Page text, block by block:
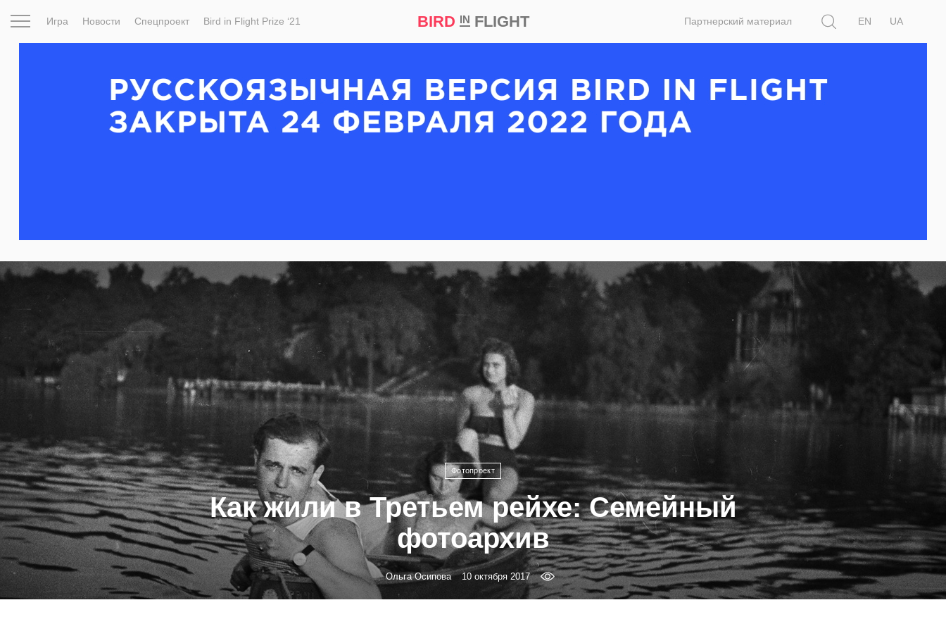
Игра Новости Спецпроект Bird in Flight Prize ‘21 BIRD INFLIGHT Партнерский материал
EN
UA
Фотопроект
Как жили в Третьем рейхе: Семейный
фотоархив
Ольга Осипова 10 октября 2017